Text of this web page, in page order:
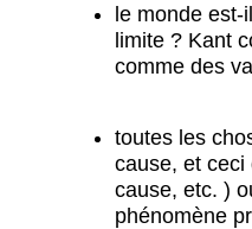
le monde est-
limite ? Kant
comme des
toutes les
cause, et
cause, etc. )
phénomène